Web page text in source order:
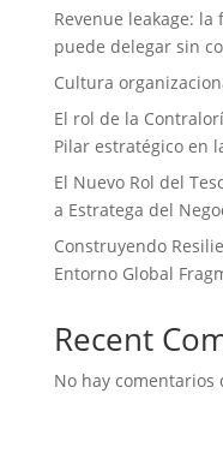
Revenue leakage: la
puede delegar sin
Cultura
El rol de la
Pilar estratégico en
El Nuevo Rol del
a Estratega del
Construyendo
Entorno Global
Recent
No hay comentarios